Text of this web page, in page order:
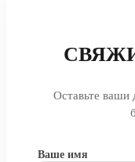
Оставьте ваши
Ваше имя